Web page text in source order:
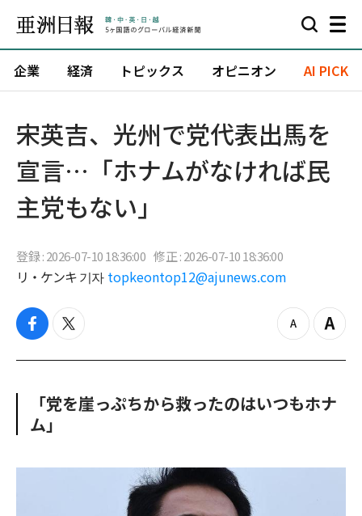
企業 経済 トピックス オピニオン AI PICK
宋英吉、光州で党代表出馬を
宣言…「ホナムがなければ民
主党もない」
登録 : 2026-07-10 18:36:00 修正 : 2026-07-10 18:36:00
リ・ケンキ 기자 topkeontop12@ajunews.com
f
c
o
t
i
e
z
o
u
Z
o
n
「党を崖っぷちから救ったのはいつもホナ
ム」